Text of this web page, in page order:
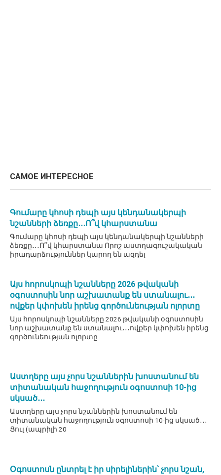
САМОЕ ИНТЕРЕСНОЕ
Գումարը կհոսի դեպի այս կենդանակերպի
նշանների ձեռքը․․․Ո՞վ կհարստանա
Գումարը կհոսի դեպի այս կենդանակերպի նշանների
ձեռքը․․․Ո՞վ կհարստանա Որոշ աստղագուշակական
իրադարձություններ կարող են ազդել
Այս հորոսկոպի նշանները 2026 թվականի
օգոստոսին նոր աշխատանք են ստանալու․․․
ովքեր կփոխեն իրենց գործունեության ոլորտը
Այս հորոսկոպի նշանները 2026 թվականի օգոստոսին
նոր աշխատանք են ստանալու․․․ովքեր կփոխեն իրենց
գործունեության ոլորտը
Աստղերը այս չորս նշաններին խոստանում են
տիտանական հաջողություն օգոստոսի 10-ից
սկսած․․․
Աստղերը այս չորս նշաններին խոստանում են
տիտանական հաջողություն օգոստոսի 10-ից սկսած․․․
Ցուլ (ապրիլի 20
Օգոստոսն ընտրել է իր սիրելիներին՝ չորս նշան,